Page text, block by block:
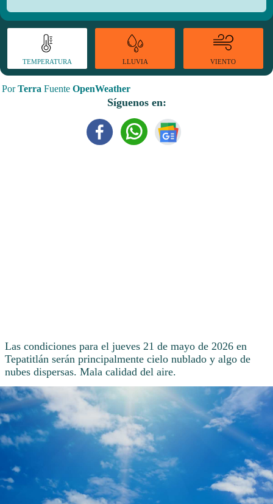
TEMPERATURA LLUVIA VIENTO
PorTerra Fuente OpenWeather
Síguenos en:
Las condiciones para el jueves 21 de mayo de 2026 en
Tepatitlán serán principalmente cielo nublado y algo de
nubes dispersas. Mala calidad del aire.